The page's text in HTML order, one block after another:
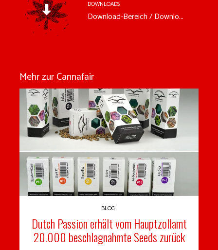
DOWNLOADS
Download-Bereich / Downlo...
Mehr zur Cannafair
BLOG
Dutch Passion erhält vom Hauptzollamt
20.000 beschlagnahmte Seeds zurück